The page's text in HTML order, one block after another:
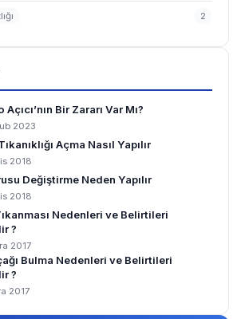
2
Açıcı’nın Bir Zararı Var Mı?
2023
Açma Nasıl Yapılır
2018
Değiştirme Neden Yapılır
2018
Nedenleri ve Belirtileri
?
2017
Bulma Nedenleri ve Belirtileri
?
2017